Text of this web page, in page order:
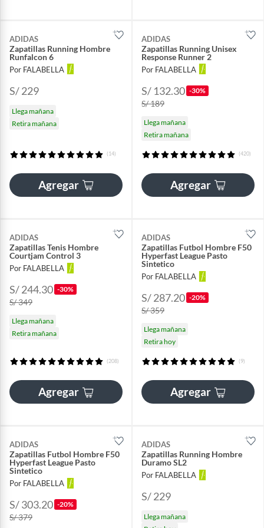
ADIDAS
Zapatillas Running Hombre
Runfalcon 6
Por FALABELLA
S/ 229
Llega mañana
Retira mañana
(14)
Agregar
ADIDAS
Zapatillas Running Unisex
Response Runner 2
Por FALABELLA
S/ 132.30 -30%
S/ 189
Llega mañana
Retira mañana
(420)
Agregar
ADIDAS
Zapatillas Tenis Hombre
Courtjam Control 3
Por FALABELLA
S/ 244.30 -30%
S/ 349
Llega mañana
Retira mañana
(208)
Agregar
ADIDAS
Zapatillas Futbol Hombre F50
Hyperfast League Pasto
Sintetico
Por FALABELLA
S/ 287.20 -20%
S/ 359
Llega mañana
Retira hoy
(9)
Agregar
ADIDAS
Zapatillas Futbol Hombre F50
Hyperfast League Pasto
Sintetico
Por FALABELLA
S/ 303.20 -20%
S/ 379
ADIDAS
Zapatillas Running Hombre
Duramo SL2
Por FALABELLA
S/ 229
Llega mañana